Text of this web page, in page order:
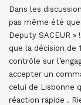
Dans les
pas même été
Deputy SACEUR
que la décision de
contrôle sur
accepter un
celui de Lisbonne
réaction rapide .